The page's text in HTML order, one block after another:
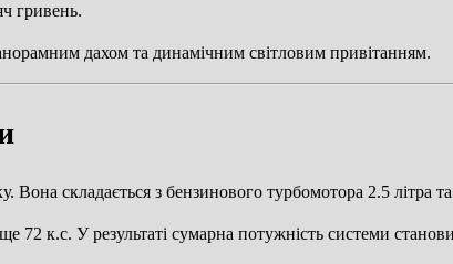
гривень.
дахом та динамічним світловим привітанням.
Вона складається з бензинового турбомотора 2.5 літра
72 к.с. У результаті сумарна потужність системи